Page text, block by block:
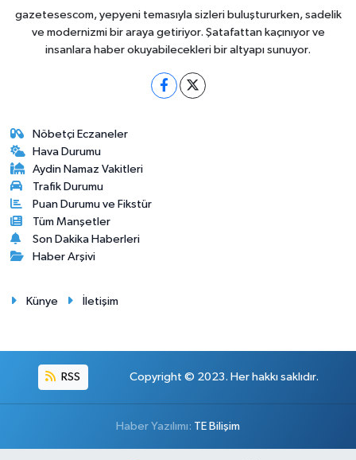
gazetesescom, yepyeni temasıyla sizleri buluştururken, sadelik
ve modernizmi bir araya getiriyor. Şatafattan kaçınıyor ve
insanlara haber okuyabilecekleri bir altyapı sunuyor.
Nöbetçi Eczaneler
Hava Durumu
Aydin Namaz Vakitleri
Trafik Durumu
Puan Durumu ve Fikstür
Tüm Manşetler
Son Dakika Haberleri
Haber Arşivi
Künye İletişim
RSS Copyright © 2023. Her hakkı saklıdır.
Haber Yazılımı: TE Bilişim